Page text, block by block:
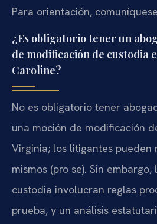
Para orientación,
¿Es obligatorio tener un
de modificación de custodia
Caroline?
No es obligatorio tener
una moción de modificación
Virginia; los litigantes pueden
mismos (pro se). Sin embargo,
custodia involucran reglas
prueba, y un análisis